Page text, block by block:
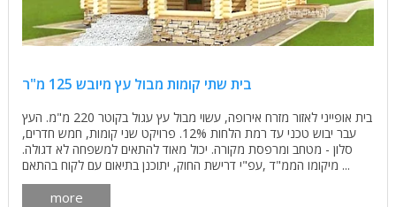
בית אופייני לאזור מזרח אירופה, עשוי מבול עץ עגול בקוטר 220 מ"מ. העץ
עבר יבוש טכני עד רמת הלחות 12%. פרויקט שני קומות, חמש חדרים,
סלון - מטחב ומרפסת מקורה. יכול מאוד להתאים למשפחה לא דגולה.
מיקומו הממ"ד ,עפ"י דרישת החוק, יתוכנן בתיאום עם לקוח בהתאם ...
more